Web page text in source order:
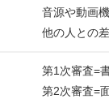
音源や動画
他の人との
第1次審査=
第2次審査=